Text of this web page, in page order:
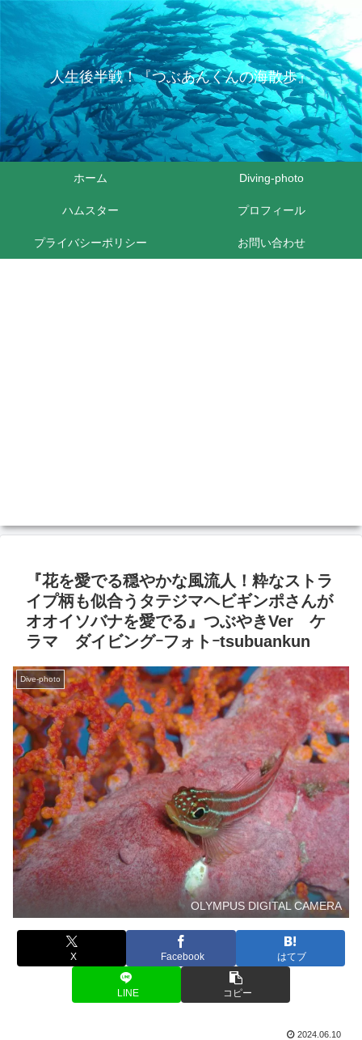
人生後半戦！『つぶあんくんの海散歩』
ホーム Diving-photo
ハムスター プロフィール
プライバシーポリシー お問い合わせ
『花を愛でる穏やかな風流人！粋なストラ
イプ柄も似合うタテジマヘビギンポさんが
オオイソバナを愛でる』つぶやきVer ケ
ラマ ダイビングｰフォトｰtsubuankun
Dive-photo
OLYMPUS DIGITAL CAMERA
X Facebook はてブ
LINE コピー
2024.06.10